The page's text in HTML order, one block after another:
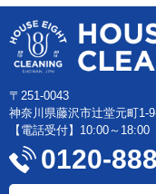
〒251-0043
神奈川県藤沢市辻堂元町1-
【電話受付】10:00～
0120-